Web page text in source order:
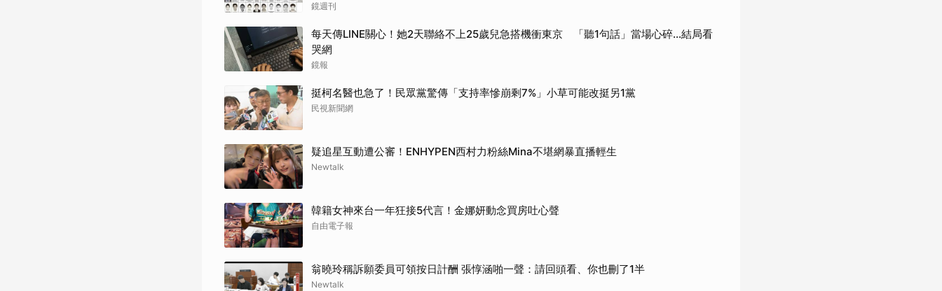
鏡週刊
每天傳LINE關心！她2天聯絡不上25歲兒急搭機衝東京 「聽1句話」當場心碎...結局看
哭網
鏡報
挺柯名醫也急了！民眾黨驚傳「支持率慘崩剩7%」小草可能改挺另1黨
民視新聞網
疑追星互動遭公審！ENHYPEN西村力粉絲Mina不堪網暴直播輕生
Newtalk
韓籍女神來台一年狂接5代言！金娜妍動念買房吐心聲
自由電子報
翁曉玲稱訴願委員可領按日計酬 張惇涵啪一聲：請回頭看、你也刪了1半
Newtalk
取消